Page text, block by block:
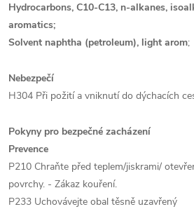
Hydrocarbons, C10-C13, n-alkanes,
aromatics;
Solvent naphtha (petroleum), light arom;
Nebezpečí
H304 Při požití a vniknutí do dýchacích
Pokyny pro bezpečné zacházení
Prevence
P210 Chraňte před teplem/jiskrami/
povrchy. - Zákaz kouření.
P233 Uchovávejte obal těsně uzavřený